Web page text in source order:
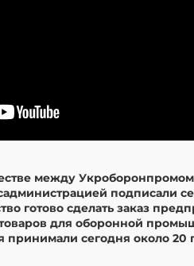
между
подписали
готово сделать заказ
для оборонной
сегодня около 20